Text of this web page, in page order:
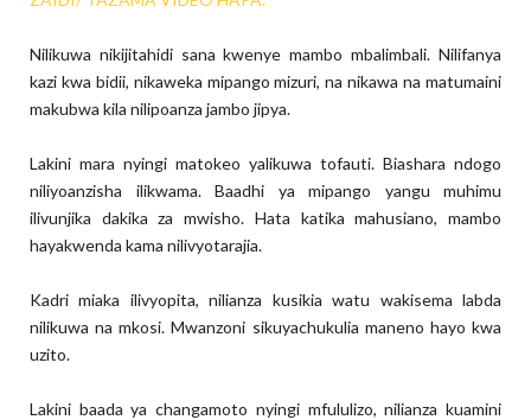
Nilikuwa nikijitahidi sana kwenye mambo mbalimbali. Nilifanya
kazi kwa bidii, nikaweka mipango mizuri, na nikawa na matumaini
makubwa kila nilipoanza jambo jipya.
Lakini mara nyingi matokeo yalikuwa tofauti. Biashara ndogo
niliyoanzisha ilikwama. Baadhi ya mipango yangu muhimu
ilivunjika dakika za mwisho. Hata katika mahusiano, mambo
hayakwenda kama nilivyotarajia.
Kadri miaka ilivyopita, nilianza kusikia watu wakisema labda
nilikuwa na mkosi. Mwanzoni sikuyachukulia maneno hayo kwa
uzito.
Lakini baada ya changamoto nyingi mfululizo, nilianza kuamini